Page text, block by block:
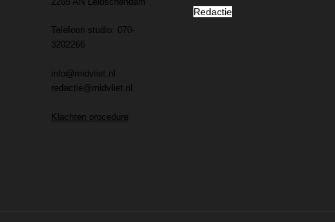
Telefoon studio: 070-
3202266
info@midvliet.nl
redactie@midvliet.nl
Klachten procedure
Redactie